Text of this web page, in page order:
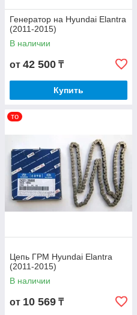
Генератор на Hyundai Elantra
(2011-2015)
В наличии
от 42 500 ₸
Купить
то
Цепь ГРМ Hyundai Elantra
(2011-2015)
В наличии
от 10 569 ₸